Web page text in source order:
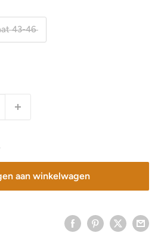
43-46
aan winkelwagen